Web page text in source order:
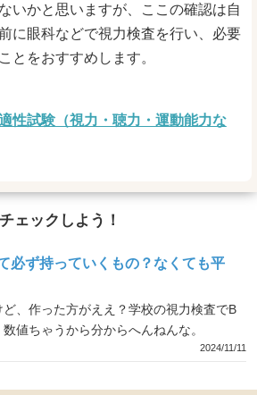
いかと思いますが、ここの確認は自
に眼科などで視力検査を行い、必要
とをおすすめします。
性試験（視力・聴力・運動能力な
ェックしよう！
必ず持っていくもの？なくても平
、作った方がええ？学校の視力検査でB
値ちゃうから分からへんねんな。
2024/11/11